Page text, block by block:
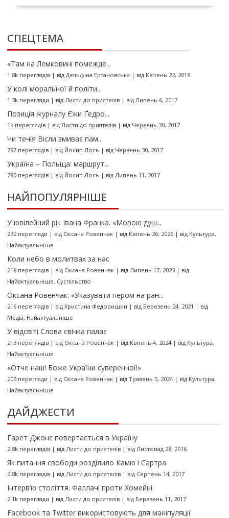
СПЕЦТЕМА
«Там на Лемковині помежде...
1.8k переглядів| від Дельфіна Ертановська | від Квітень 22, 2018
У колі моральної й політи...
1.3k перегляди | від Листи до приятелів| від Липень 6, 2017
Позиція журналу Єжи Ґедро...
1k переглядів| від Листи до приятелів| від Червень 30, 2017
Чи течія Вісли змиває пам...
797 переглядів| від Йосип Лось | від Червень 30, 2017
Україна – Польща: маршрут...
780 переглядів| від Йосип Лось | від Липень 11, 2017
НАЙПОПУЛЯРНІШЕ
У ювілейний рік Івана Франка. «Мовою душ...
232 перегляди | від Оксана Ровенчак| від Квітень 26, 2026| від Культура,
Найактуальніше
Коли небо в молитвах за нас
218 переглядів| від Оксана Ровенчак| від Липень 17, 2023| від
Найактуальніше, Суспільство
Оксана Ровенчак: «Указувати пером на ран...
216 переглядів| від Христина Федоришин | від Березень 24, 2021 | від
Медіа, Найактуальніше
У відсвіті Слова свічка палає
213 переглядів| від Оксана Ровенчак| від Квітень 4, 2024| від Культура,
Найактуальніше
«Отче наш! Боже України суверенної!»
203 перегляди | від Оксана Ровенчак| від Травень 5, 2024| від Культура,
Найактуальніше
ДАЙДЖЕСТИ
Ґарет Джонс повертається в Україну
2.8k переглядів| від Листи до приятелів| від Листопад 28, 2016
Як питання свободи розділило Камю і Сартра
2.8k переглядів| від Листи до приятелів| від Серпень 14, 2017
Інтерв’ю століття. Фаллачі проти Хомейні
2.1k перегляди | від Листи до приятелів| від Березень 11, 2017
Facebook та Twitter використовують для маніпуляції